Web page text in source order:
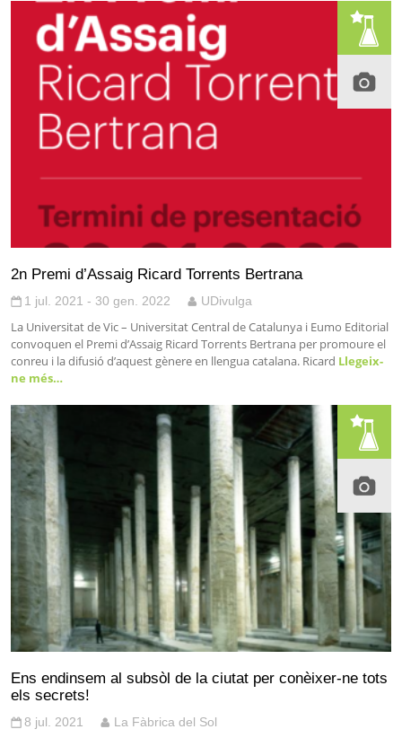
2n Premi d’Assaig Ricard Torrents Bertrana
1 jul. 2021 - 30 gen. 2022 UDivulga
La Universitat de Vic – Universitat Central de Catalunya i Eumo Editorial
convoquen el Premi d’Assaig Ricard Torrents Bertrana per promoure el
conreu i la difusió d’aquest gènere en llengua catalana. Ricard Llegeix-
ne més…
Ens endinsem al subsòl de la ciutat per conèixer-ne tots
els secrets!
8 jul. 2021 La Fàbrica del Sol